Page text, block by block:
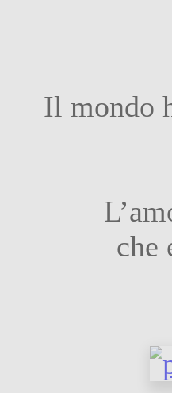
Il mondo
che